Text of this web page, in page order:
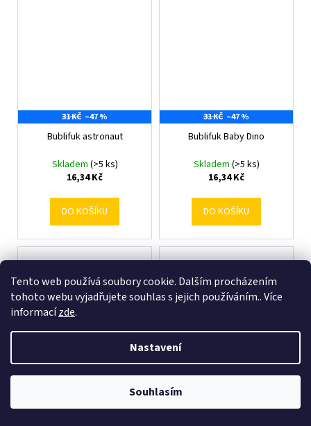
Tento web používá soubory cookie. Dalším procházením
tohoto webu vyjadřujete souhlas s jejich používáním.. Více
informacízde.
Nastavení
Souhlasím
31 KČ –47 %
Bublifuk astronaut
Skladem (>5 ks)
16,34 Kč
DO KOŠÍKU
31 KČ –47 %
Bublifuk Baby Dino
Skladem (>5 ks)
16,34 Kč
DO KOŠÍKU
Bublifuk dinosaurus Bublifuk Ovocníček